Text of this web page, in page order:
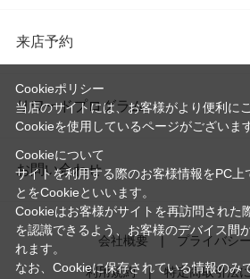
来店予約
リワードプログラム
お問い合わせ
会社概要 プライバシ
利用規約 特定商取引法
Cookieポリシー
当店のサイトには、お客様がより便利に
Cookieを使用しているページがございます
Cookieについて
サイトを利用する際のお客様情報をPC上
とをCookieといいます。
Cookieはお客様がサイトを再訪問された
を認識できるよう、お客様のデバイス間
れます。
なお、Cookieに保存されている情報のみ